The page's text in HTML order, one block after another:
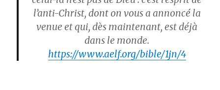
l’anti-Christ, dont on vous a annoncé la
venue et qui, dès maintenant, est déjà
dans le monde.
https://www.aelf.org/bible/1jn/4